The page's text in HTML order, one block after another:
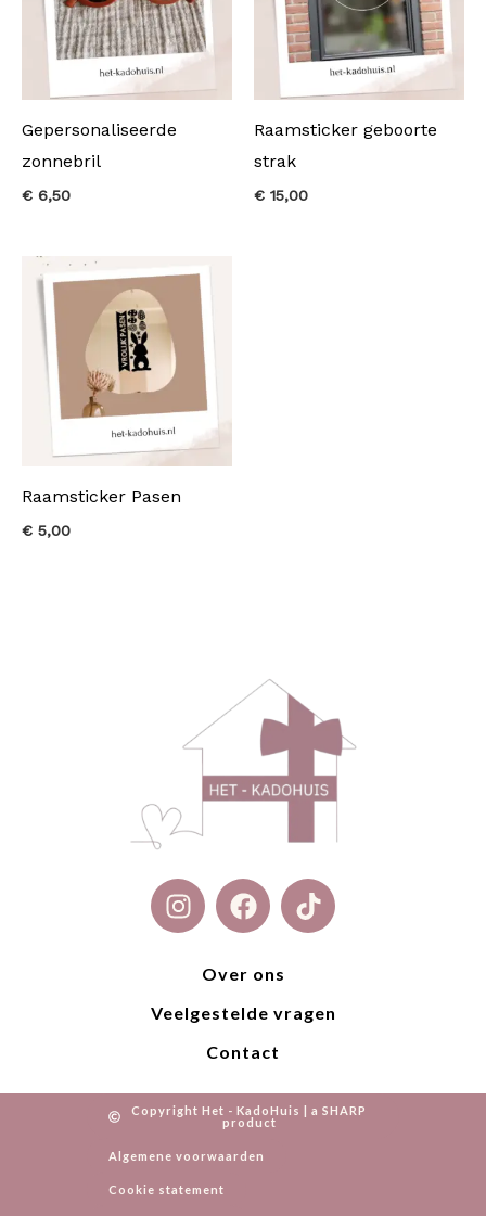
Gepersonaliseerde
zonnebril
€ 6,50
Raamsticker geboorte
strak
€ 15,00
Raamsticker Pasen
€ 5,00
I
n
a
g
m
F
a
e
b
o
o
T
i
k
Over ons
Veelgestelde vragen
Contact
Copyright Het - KadoHuis | a SHARP
product
Algemene voorwaarden
Cookie statement